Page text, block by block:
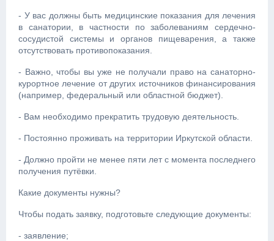
- У вас должны быть медицинские показания для лечения
в санатории, в частности по заболеваниям сердечно-
сосудистой системы и органов пищеварения, а также
отсутствовать противопоказания.
- Важно, чтобы вы уже не получали право на санаторно-
курортное лечение от других источников финансирования
(например, федеральный или областной бюджет).
- Вам необходимо прекратить трудовую деятельность.
- Постоянно проживать на территории Иркутской области.
- Должно пройти не менее пяти лет с момента последнего
получения путёвки.
Какие документы нужны?
Чтобы подать заявку, подготовьте следующие документы:
- заявление;